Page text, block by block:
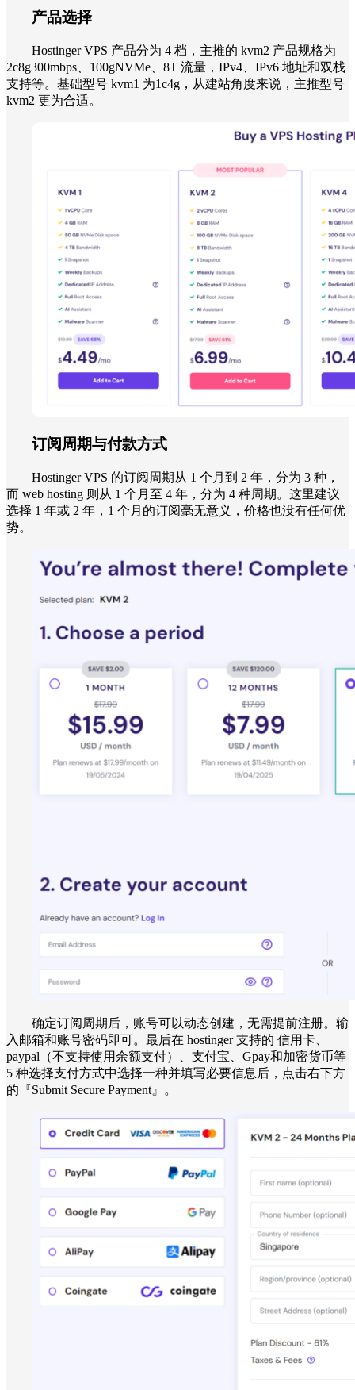
产品选择
Hostinger VPS 产品分为 4 档，主推的 kvm2 产品规格为
2c8g300mbps、100gNVMe、8T 流量，IPv4、IPv6 地址和双栈
支持等。基础型号 kvm1 为1c4g，从建站角度来说，主推型号
kvm2 更为合适。
订阅周期与付款方式
Hostinger VPS 的订阅周期从 1 个月到 2 年，分为 3 种，
而 web hosting 则从 1 个月至 4 年，分为 4 种周期。这里建议
选择 1 年或 2 年，1 个月的订阅毫无意义，价格也没有任何优
势。
确定订阅周期后，账号可以动态创建，无需提前注册。输
入邮箱和账号密码即可。最后在 hostinger 支持的 信用卡、
paypal（不支持使用余额支付）、支付宝、Gpay和加密货币等
5 种选择支付方式中选择一种并填写必要信息后，点击右下方
的『Submit Secure Payment』。